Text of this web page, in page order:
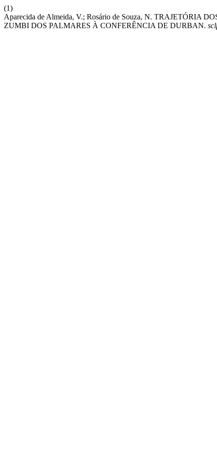
(1)
Aparecida de Almeida, V.; Rosário de Souza, N. TRAJETÓRIA
ZUMBI DOS PALMARES À CONFERÊNCIA DE DURBAN.